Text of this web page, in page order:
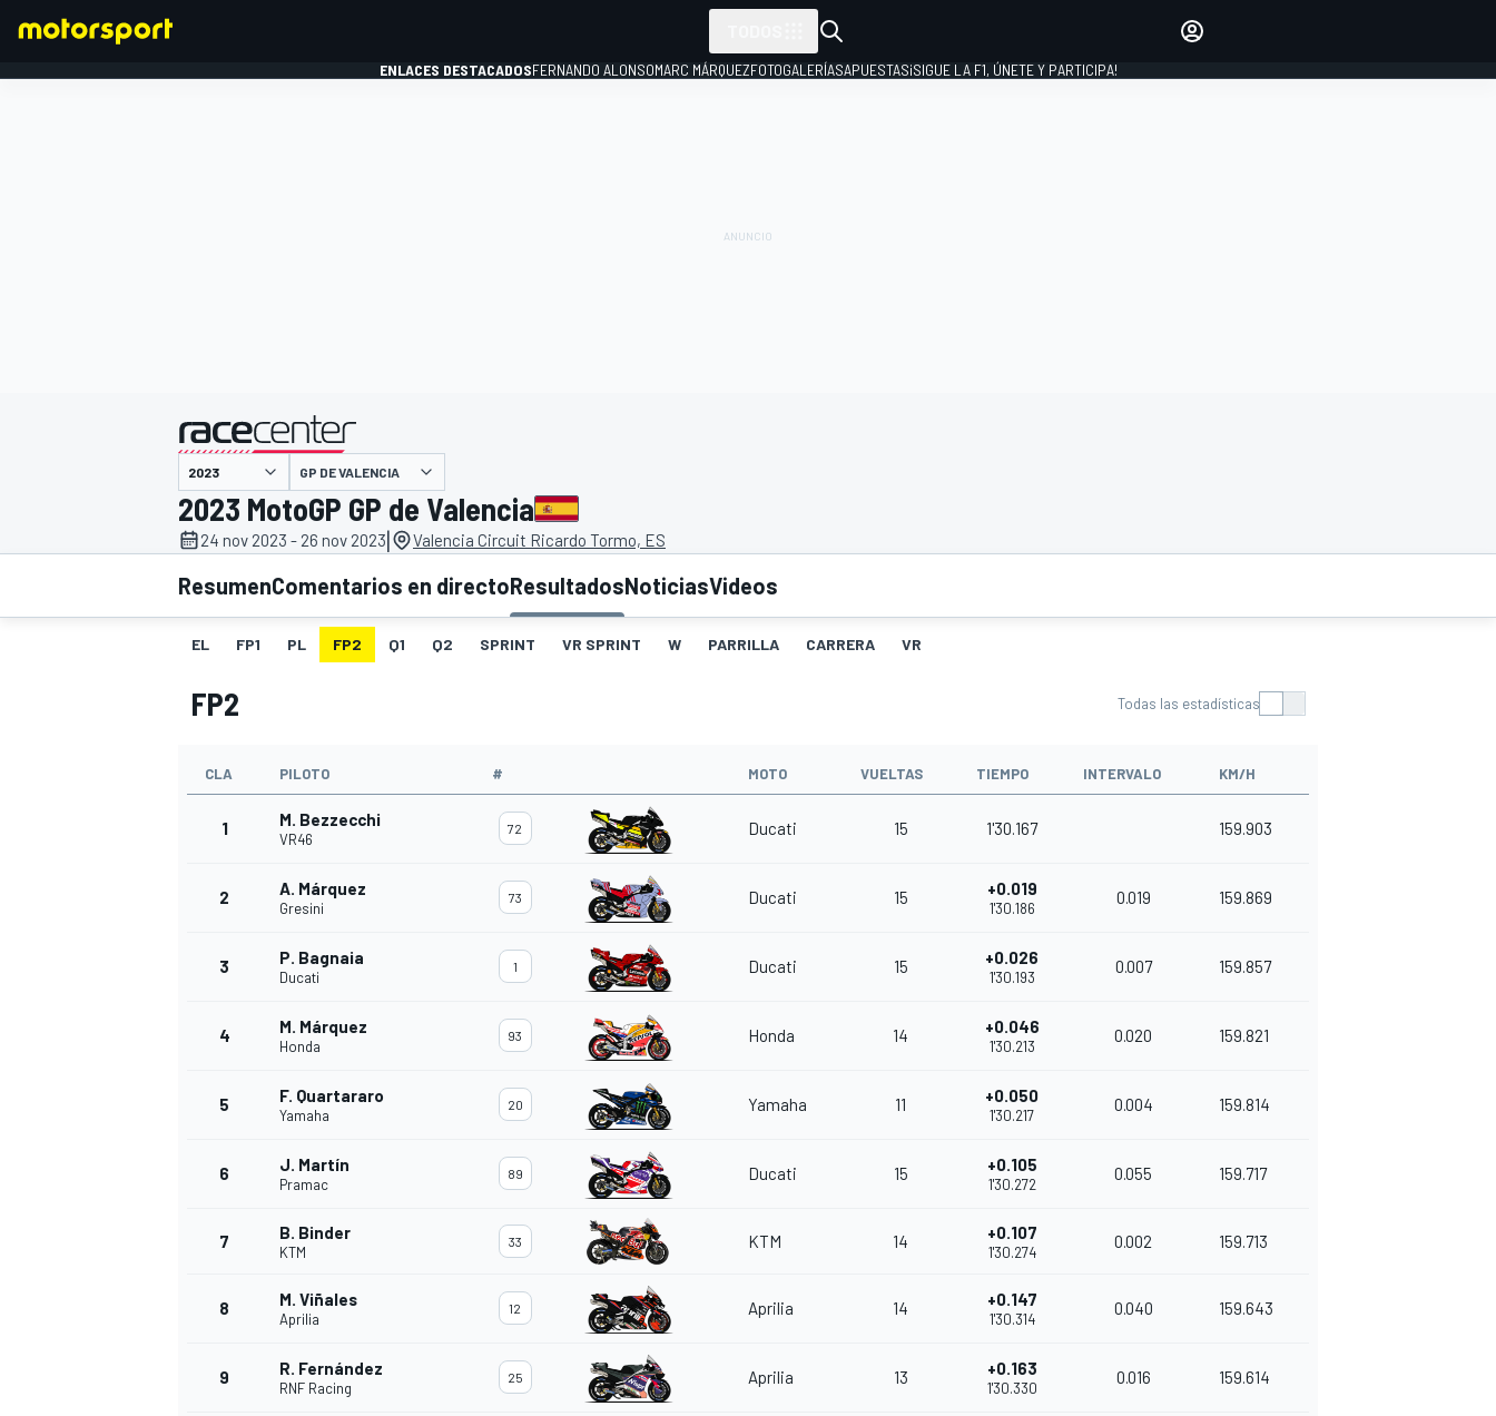
INDYCAR WRC
ENLACES DESTACADOSFERNANDO ALONSOMARC MÁRQUEZFOTOGALERÍASAPUESTAS¡SIGUE LA F1, ÚNETE Y PARTICIPA!
presentado por
GP DE VALENCIA
2023 MotoGP GP de Valencia
24 nov 2023 - 26 nov 2023| Valencia Circuit Ricardo Tormo, ES
ResumenComentarios en directoResultadosNoticiasVideos
EL FP1 PL FP2 Q1 Q2 SPRINT VR SPRINT W PARRILLA CARRERA VR
FP2 Todas las estadísticas
CLA PILOTO # MOTO VUELTAS TIEMPO INTERVALO KM/H
1 M. Bezzecchi
VR46
72 Ducati 15 1'30.167 159.903
2 A. Márquez
Gresini
73 Ducati 15 +0.019
1'30.186
0.019 159.869
3 P. Bagnaia
Ducati
1 Ducati 15 +0.026
1'30.193
0.007 159.857
4 M. Márquez
Honda
93 Honda 14 +0.046
1'30.213
0.020 159.821
5 F. Quartararo
Yamaha
20 Yamaha 11 +0.050
1'30.217
0.004 159.814
6 J. Martín
Pramac
89 Ducati 15 +0.105
1'30.272
0.055 159.717
7 B. Binder
KTM
33 KTM 14 +0.107
1'30.274
0.002 159.713
8 M. Viñales
Aprilia
12 Aprilia 14 +0.147
1'30.314
0.040 159.643
9 R. Fernández
RNF Racing
25 Aprilia 13 +0.163
1'30.330
0.016 159.614